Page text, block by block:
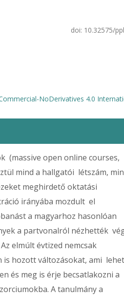
doi: 10.32575/
NoDerivatives 4.0
(massive open online courses,
mind a hallgatói létszám,
meghirdető oktatási
irányába mozdult el
a magyarhoz hasonlóan
a partvonalról nézhették
elmúlt évtized nemcsak
is hozott változásokat, ami
és meg is érje becsatlakozni a
A tanulmány a